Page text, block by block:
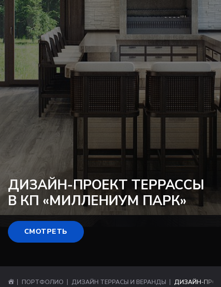
ДИЗАЙН-ПРОЕКТ ТЕРРАССЫ
В КП «МИЛЛЕНИУМ ПАРК»
СМОТРЕТЬ
ПОРТФОЛИО ДИЗАЙН ТЕРРАСЫ И ВЕРАНДЫ ДИЗАЙН-